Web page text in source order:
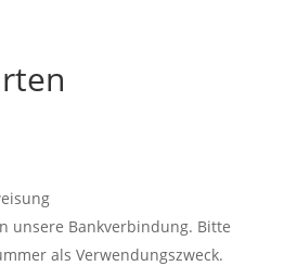
unsere Bankverbindung. Bitte
als Verwendungszweck.